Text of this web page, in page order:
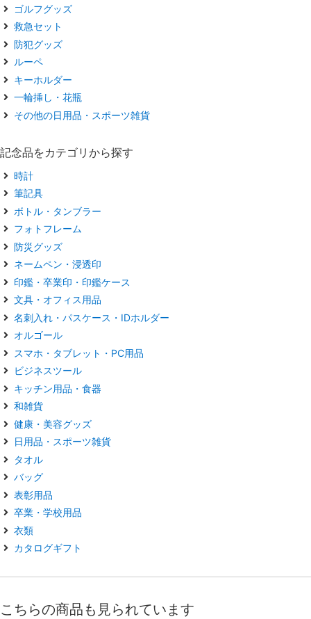
ゴルフグッズ
救急セット
防犯グッズ
ルーペ
キーホルダー
一輪挿し・花瓶
その他の日用品・スポーツ雑貨
記念品をカテゴリから探す
時計
筆記具
ボトル・タンブラー
フォトフレーム
防災グッズ
ネームペン・浸透印
印鑑・卒業印・印鑑ケース
文具・オフィス用品
名刺入れ・パスケース・IDホルダー
オルゴール
スマホ・タブレット・PC用品
ビジネスツール
キッチン用品・食器
和雑貨
健康・美容グッズ
日用品・スポーツ雑貨
タオル
バッグ
表彰用品
卒業・学校用品
衣類
カタログギフト
こちらの商品も見られています